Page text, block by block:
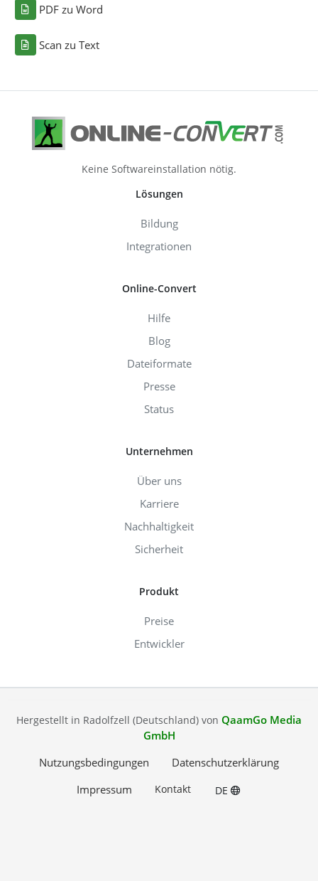
PDF zu Word
Scan zu Text
Keine Softwareinstallation nötig.
Lösungen
Bildung
Integrationen
Online-Convert
Hilfe
Blog
Dateiformate
Presse
Status
Unternehmen
Über uns
Karriere
Nachhaltigkeit
Sicherheit
Produkt
Preise
Entwickler
Hergestellt in Radolfzell (Deutschland) von QaamGo Media
GmbH
Nutzungsbedingungen
Datenschutzerklärung
Impressum
Kontakt DE